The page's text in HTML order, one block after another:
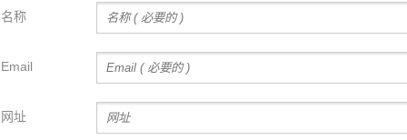
名称
Email
网址